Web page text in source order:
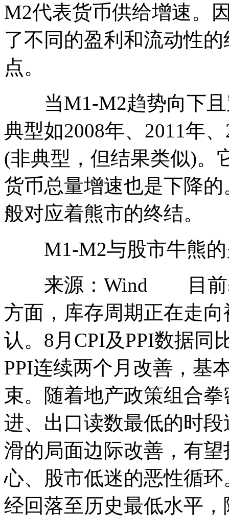
M2代表货币供给增速。
了不同的盈利和流动性
点。
当M1-M2趋势向下且
典型如2008年、2011年
(非典型，但结果类似)。
货币总量增速也是下降
般对应着熊市的终结。
M1-M2与股市牛熊的
来源：Wind 目前基
方面，库存周期正在走
认。8月CPI及PPI数据同
PPI连续两个月改善，基
束。随着地产政策组合
进、出口读数最低的时
滑的局面边际改善，有
心、股市低迷的恶性循
经回落至历史最低水平